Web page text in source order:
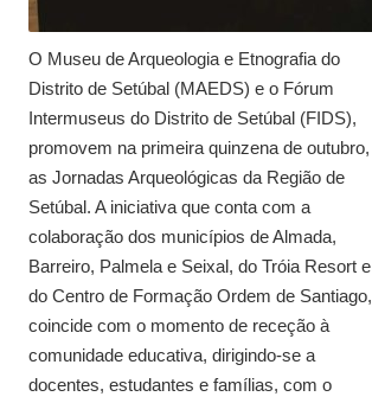
O Museu de Arqueologia e Etnografia do
Distrito de Setúbal (MAEDS) e o Fórum
Intermuseus do Distrito de Setúbal (FIDS),
promovem na primeira quinzena de outubro,
as Jornadas Arqueológicas da Região de
Setúbal. A iniciativa que conta com a
colaboração dos municípios de Almada,
Barreiro, Palmela e Seixal, do Tróia Resort e
do Centro de Formação Ordem de Santiago,
coincide com o momento de receção à
comunidade educativa, dirigindo-se a
docentes, estudantes e famílias, com o